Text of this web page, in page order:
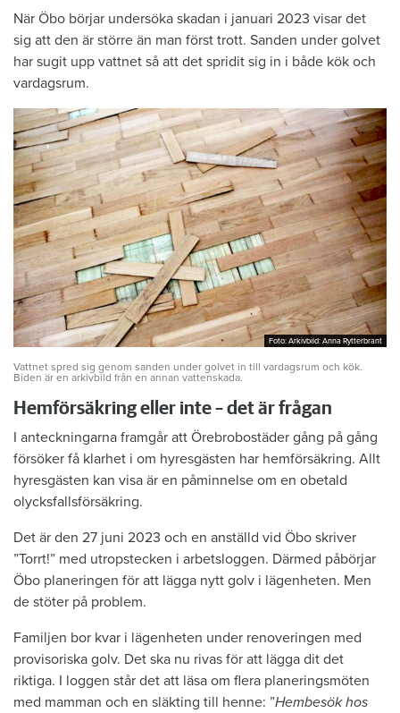
När Öbo börjar undersöka skadan i januari 2023 visar det
sig att den är större än man först trott. Sanden under golvet
har sugit upp vattnet så att det spridit sig in i både kök och
vardagsrum.
Foto: Arkivbild: Anna Rytterbrant
Foto: Arkivbild: Anna Rytterbrant
Vattnet spred sig genom sanden under golvet in till vardagsrum och kök.
Biden är en arkivbild från en annan vattenskada.
Hemförsäkring eller inte – det är frågan
I anteckningarna framgår att Örebrobostäder gång på gång
försöker få klarhet i om hyresgästen har hemförsäkring. Allt
hyresgästen kan visa är en påminnelse om en obetald
olycksfallsförsäkring.
Det är den 27 juni 2023 och en anställd vid Öbo skriver
”Torrt!” med utropstecken i arbetsloggen. Därmed påbörjar
Öbo planeringen för att lägga nytt golv i lägenheten. Men
de stöter på problem.
Familjen bor kvar i lägenheten under renoveringen med
provisoriska golv. Det ska nu rivas för att lägga dit det
riktiga. I loggen står det att läsa om flera planeringsmöten
med mamman och en släkting till henne: ”Hembesök hos